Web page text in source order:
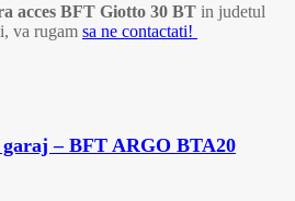
acces BFT Giotto 30 BT in judetul
va rugam sa ne contactati!
– BFT ARGO BTA20